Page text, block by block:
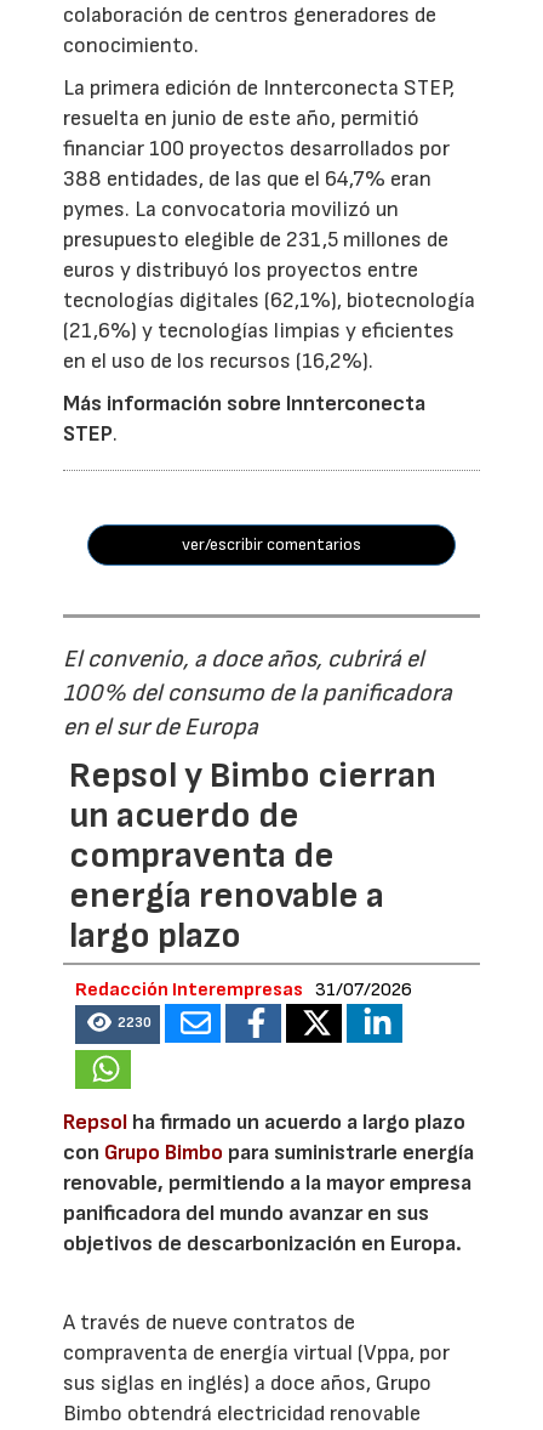
colaboración de centros generadores de
conocimiento.
La primera edición de Innterconecta STEP,
resuelta en junio de este año, permitió
financiar 100 proyectos desarrollados por
388 entidades, de las que el 64,7% eran
pymes. La convocatoria movilizó un
presupuesto elegible de 231,5 millones de
euros y distribuyó los proyectos entre
tecnologías digitales (62,1%), biotecnología
(21,6%) y tecnologías limpias y eficientes
en el uso de los recursos (16,2%).
Más información sobre Innterconecta
STEP.
ver/escribir comentarios
El convenio, a doce años, cubrirá el
100% del consumo de la panificadora
en el sur de Europa
Repsol y Bimbo cierran
un acuerdo de
compraventa de
energía renovable a
largo plazo
Redacción Interempresas 31/07/2026
2230
Repsol ha firmado un acuerdo a largo plazo
con Grupo Bimbo para suministrarle energía
renovable, permitiendo a la mayor empresa
panificadora del mundo avanzar en sus
objetivos de descarbonización en Europa.
A través de nueve contratos de
compraventa de energía virtual (Vppa, por
sus siglas en inglés) a doce años, Grupo
Bimbo obtendrá electricidad renovable